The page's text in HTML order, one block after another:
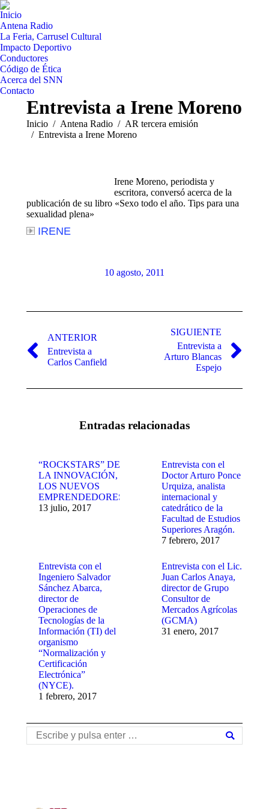
Inicio
Antena Radio
La Feria, Carrusel Cultural
Impacto Deportivo
Conductores
Código de Ética
Acerca del SNN
Contacto
Entrevista a Irene Moreno
Estás aquí:
Inicio Antena Radio
AR tercera emisión
Entrevista a Irene Moreno
Irene Moreno, periodista y
escritora, conversó acerca de la
publicación de su libro «Sexo todo el año. Tips para una
sexualidad plena»
IRENE
10 agosto, 2011
entre
publicaciones
ANTERIOR
Publicación
anterior:
Entrevista a
Carlos Canfield
SIGUIENTE
Publicación
Entrevista a
Arturo Blancas
Espejo
Entradas relacionadas
“ROCKSTARS” DE
LA INNOVACIÓN,
LOS NUEVOS
EMPRENDEDORES
13 julio, 2017
Entrevista con el
Doctor Arturo Ponce
Urquiza, analista
internacional y
catedrático de la
Facultad de Estudios
Superiores Aragón.
7 febrero, 2017
Entrevista con el
Ingeniero Salvador
Sánchez Abarca,
director de
Operaciones de
Tecnologías de la
Información (TI) del
organismo
“Normalización y
Certificación
Electrónica”
(NYCE).
1 febrero, 2017
Entrevista con el Lic.
Juan Carlos Anaya,
director de Grupo
Consultor de
Mercados Agrícolas
(GCMA)
31 enero, 2017
Buscar: